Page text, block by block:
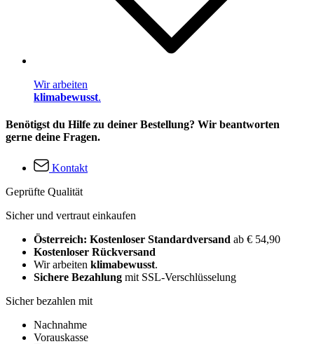
Wir arbeiten
klimabewusst.
Benötigst du Hilfe zu deiner Bestellung? Wir beantworten
gerne deine Fragen.
Kontakt
Geprüfte Qualität
Sicher und vertraut einkaufen
Österreich: Kostenloser Standardversand ab € 54,90
Kostenloser Rückversand
Wir arbeiten klimabewusst.
Sichere Bezahlung mit SSL-Verschlüsselung
Sicher bezahlen mit
Nachnahme
Vorauskasse